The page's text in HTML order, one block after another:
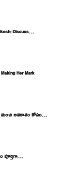
Discuss…
Her Mark
మంచి అవకాశం కోసం…
పూర్తిగా…